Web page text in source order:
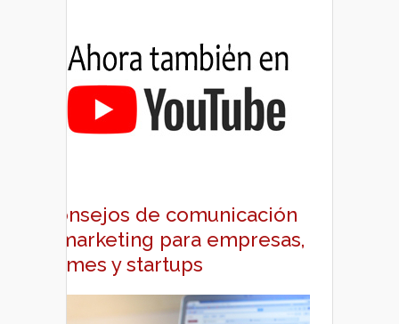
Consejos de comunicación
y marketing para empresas,
pymes y startups